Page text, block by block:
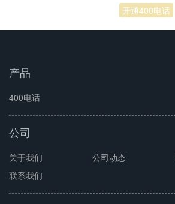
开通400电话
产品
400电话
公司
关于我们 公司动态
联系我们